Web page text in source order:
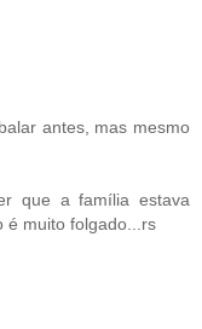
antes, mas mesmo
que a família estava
é muito folgado...rs